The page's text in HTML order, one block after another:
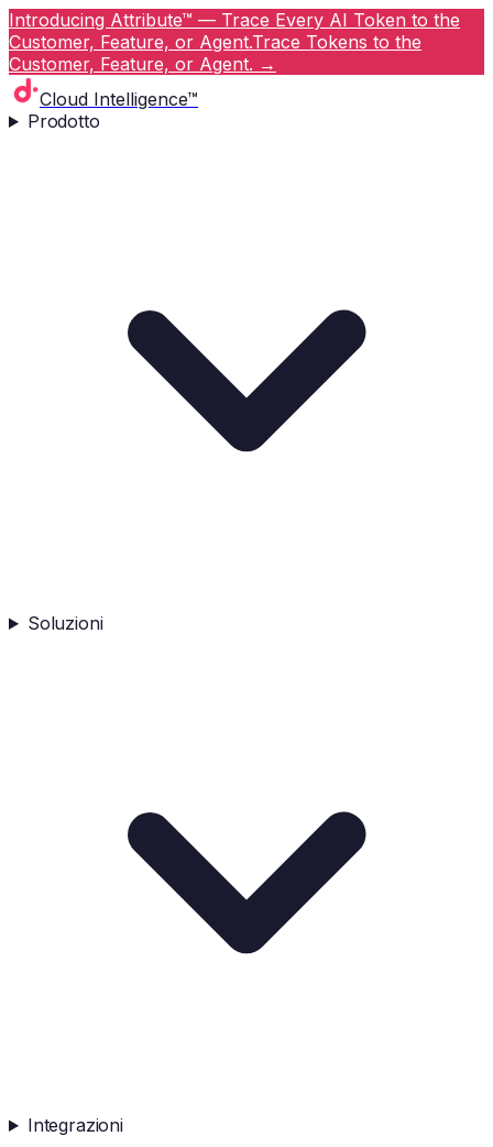
Introducing Attribute™ — Trace Every AI Token to the
Customer, Feature, or Agent.Trace Tokens to the
Customer, Feature, or Agent. →
Cloud Intelligence™
Prodotto
Soluzioni
Integrazioni